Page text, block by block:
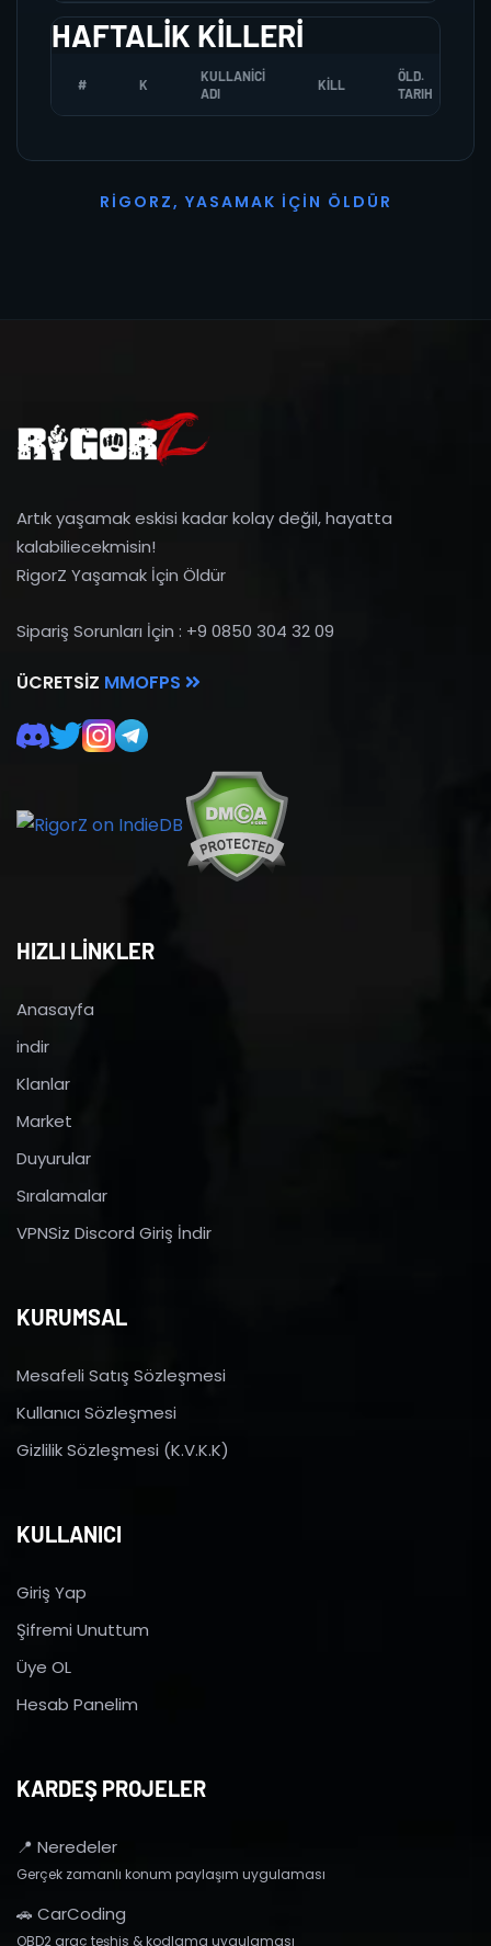
HAFTALIK KILLERI
# K
KULLANICI
ADI
KILL
ÖLD.
TARIH
R I G O R Z, YASAMAK İ ÇI N Ö L D Ü R
Artık yaşamak eskisi kadar kolay değil, hayatta
kalabiliecekmisin!
RigorZ Yaşamak İçin Öldür
Sipariş Sorunları İçin : +9 0850 304 32 09
ÜCRETSIZ MMOFPS
HIZLI LİNKLER
Anasayfa
indir
Klanlar
Market
Duyurular
Sıralamalar
VPNSiz Discord Giriş İndir
KURUMSAL
Mesafeli Satış Sözleşmesi
Kullanıcı Sözleşmesi
Gizlilik Sözleşmesi (K.V.K.K)
KULLANICI
Giriş Yap
Şifremi Unuttum
Üye OL
Hesab Panelim
KARDEŞ PROJELER
📍 Neredeler
Gerçek zamanlı konum paylaşım uygulaması
🚗 CarCoding
OBD2 araç teşhis & kodlama uygulaması